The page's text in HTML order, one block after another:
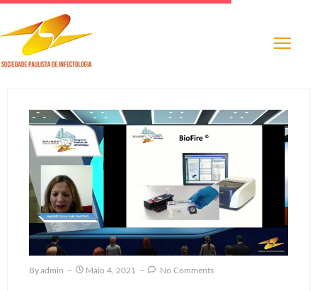
ByAdmin Maio 4, 2021 No Comments